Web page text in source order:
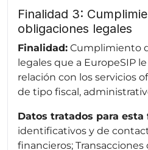
Finalidad 3:
obligaciones legales
Finalidad: Cumplimiento
legales que a EuropeSIP
relación con los servicios
de tipo fiscal,
Datos tratados para esta
identificativos y de
financieros; Transacciones